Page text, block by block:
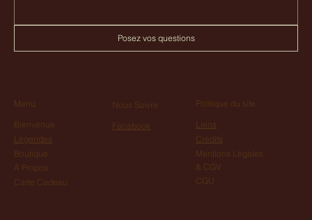
Menu
Bienvenue
À Propos
Légendes
Boutique
Carte Cadeau
Nous Suivre
Facebook
Politique du site
Mentions Légales
& CGV
Liens
Crédits
CGU
Posez vos questions